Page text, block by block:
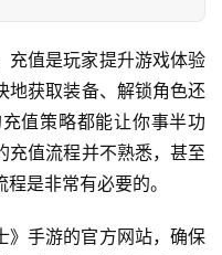
充值是玩家提升游戏体验
地获取装备、解锁角色还
值策略都能让你事半功
充值流程并不熟悉，甚至
是非常有必要的。
》手游的官方网站，确保